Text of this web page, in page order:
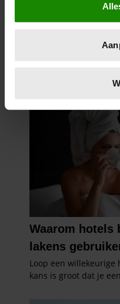
Informatie
locatie, die tot een
scannen op
verwerkt en stel uw
intrekken in de
We gebruiken cookies
personaliseren, om
en om ons
informatie over uw
partners voor social
partners kunnen deze
informatie die u aan ze
verzameld op basis van
gaat akkoord met onze
gebruiken.